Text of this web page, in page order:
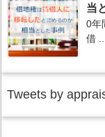
当
0年
借
Tweets by